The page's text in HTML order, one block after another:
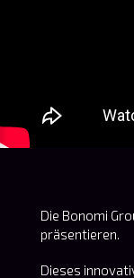
Die Bonomi
präsentieren.
Dieses